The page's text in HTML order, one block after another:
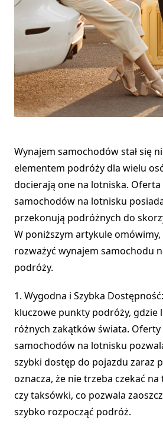
Wynajem samochodów stał się
elementem podróży dla wielu
docierają one na lotniska.
samochodów na lotnisku
przekonują podróżnych do
W poniższym artykule
rozważyć wynajem samochodu
podróży.
1. Wygodna i Szybka
kluczowe punkty podróży, gdzie
różnych zakątków świata.
samochodów na lotnisku
szybki dostęp do pojazdu zaraz
oznacza, że nie trzeba czekać
czy taksówki, co pozwala
szybko rozpocząć podróż.